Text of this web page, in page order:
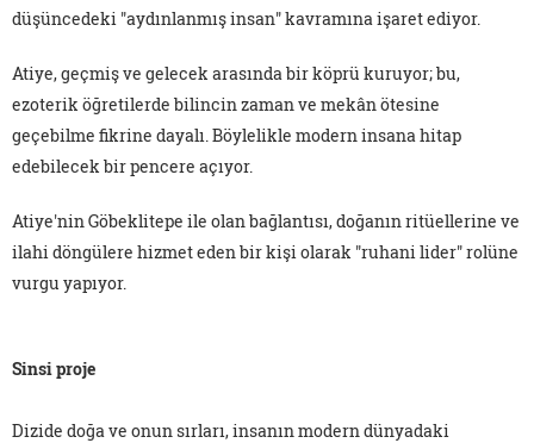
düşüncedeki "aydınlanmış insan" kavramına işaret ediyor.
Atiye, geçmiş ve gelecek arasında bir köprü kuruyor; bu,
ezoterik öğretilerde bilincin zaman ve mekân ötesine
geçebilme fikrine dayalı. Böylelikle modern insana hitap
edebilecek bir pencere açıyor.
Atiye'nin Göbeklitepe ile olan bağlantısı, doğanın ritüellerine ve
ilahi döngülere hizmet eden bir kişi olarak "ruhani lider" rolüne
vurgu yapıyor.
Sinsi proje
Dizide doğa ve onun sırları, insanın modern dünyadaki